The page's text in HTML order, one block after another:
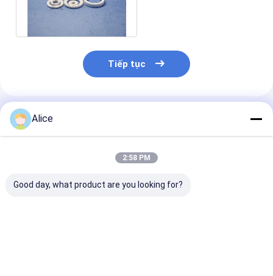
Tiếp tục
Sản Phẩm Khuyến Cáo
Alice
2:58 PM
Good day, what product are you looking for?